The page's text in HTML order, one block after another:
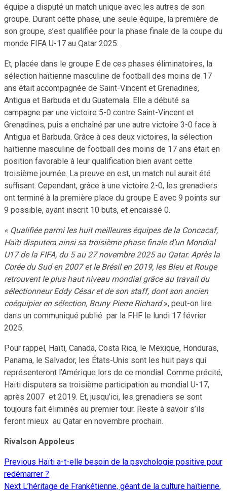
équipe a disputé un match unique avec les autres de son
groupe. Durant cette phase, une seule équipe, la première de
son groupe, s’est qualifiée pour la phase finale de la coupe du
monde FIFA U-17 au Qatar 2025.
Et, placée dans le groupe E de ces phases éliminatoires, la
sélection haïtienne masculine de football des moins de 17
ans était accompagnée de Saint-Vincent et Grenadines,
Antigua et Barbuda et du Guatemala. Elle a débuté sa
campagne par une victoire 5-0 contre Saint-Vincent et
Grenadines, puis a enchaîné par une autre victoire 3-0 face à
Antigua et Barbuda. Grâce à ces deux victoires, la sélection
haïtienne masculine de football des moins de 17 ans était en
position favorable à leur qualification bien avant cette
troisième journée. La preuve en est, un match nul aurait été
suffisant. Cependant, grâce à une victoire 2-0, les grenadiers
ont terminé à la première place du groupe E avec 9 points sur
9 possible, ayant inscrit 10 buts, et encaissé 0.
« Qualifiée parmi les huit meilleures équipes de la Concacaf,
Haïti disputera ainsi sa troisième phase finale d’un Mondial
U17 de la FIFA, du 5 au 27 novembre 2025 au Qatar. Après la
Corée du Sud en 2007 et le Brésil en 2019, les Bleu et Rouge
retrouvent le plus haut niveau mondial grâce au travail du
sélectionneur Eddy César et de son staff, dont son ancien
coéquipier en sélection, Bruny Pierre Richard», peut-on lire
dans un communiqué publié par la FHF le lundi 17 février
2025.
Pour rappel, Haïti, Canada, Costa Rica, le Mexique, Honduras,
Panama, le Salvador, les États-Unis sont les huit pays qui
représenteront l’Amérique lors de ce mondial. Comme précité,
Haïti disputera sa troisième participation au mondial U-17,
après 2007 et 2019. Et, jusqu’ici, les grenadiers se sont
toujours fait éliminés au premier tour. Reste à savoir s’ils
feront mieux au Qatar en novembre prochain.
Rivalson Appoleus
Continue
Reading
Previous Haïti a-t-elle besoin de la psychologie positive pour
redémarrer ?
Next L’héritage de Frankétienne, géant de la culture haïtienne,